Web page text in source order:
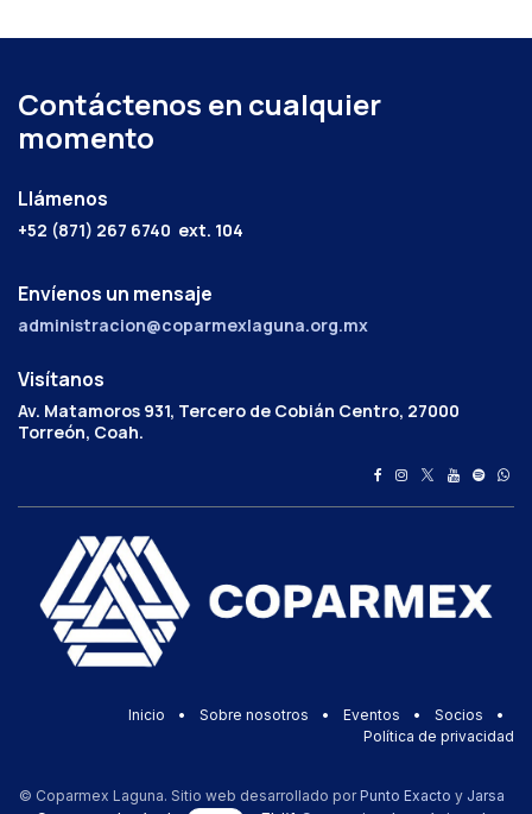
Contáctenos en cualquier
momento
Llámenos
+52 (871) 267 6740 ext. 104
Envíenos un mensaje
administracion@coparmexlaguna.org.mx
Visítanos
Av. Matamoros 931, Tercero de Cobián Centro, 27000
Torreón, Coah.
Inicio • Sobre nosotros • Eventos • Socios
•
Política de privacidad
© Coparmex Laguna. Sitio web desarrollado por Punto Exacto y Jarsa